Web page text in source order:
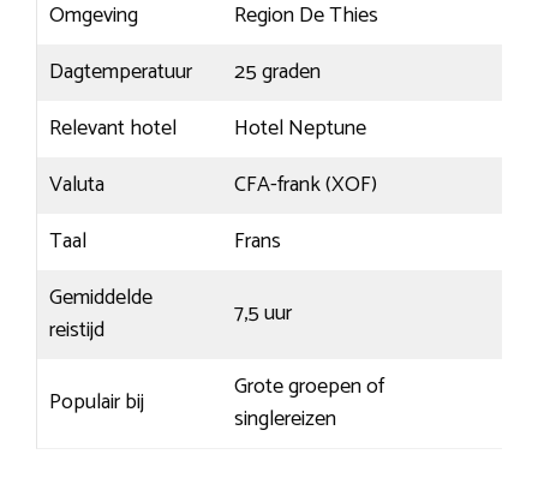
Omgeving
Region De Thies
Dagtemperatuur
25 graden
Relevant hotel
Hotel Neptune
Valuta
CFA-frank (XOF)
Taal
Frans
Gemiddelde
reistijd
7,5 uur
Populair bij
Grote groepen of
singlereizen